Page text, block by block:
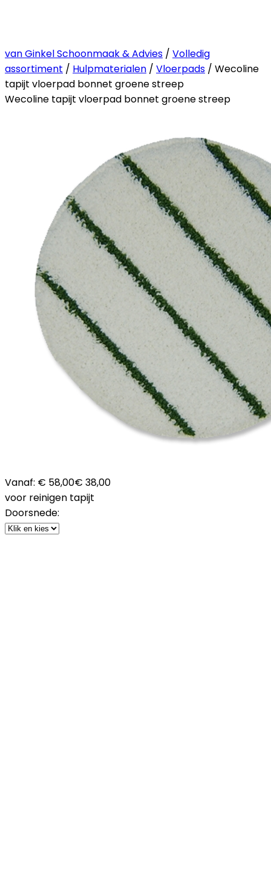
van Ginkel Schoonmaak & Advies / Volledig
assortiment / Hulpmaterialen / Vloerpads / Wecoline
tapijt vloerpad bonnet groene streep
Wecoline tapijt vloerpad bonnet groene streep
Vanaf: € 58,00€ 38,00
voor reinigen tapijt
Doorsnede: